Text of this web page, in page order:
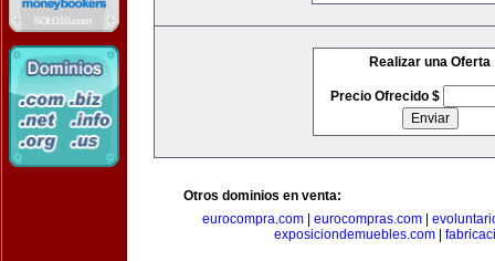
Realizar una Oferta
Precio Ofrecido $
Otros dominios en venta:
eurocompra.com| eurocompras.com|
exposiciondemuebles.com|